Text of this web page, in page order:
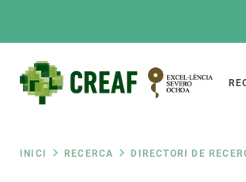
Fil
INICI RECERCA DIRECTORI DE